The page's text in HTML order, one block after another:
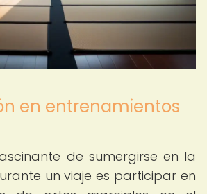
en entrenamientos
de sumergirse en la
un viaje es participar en